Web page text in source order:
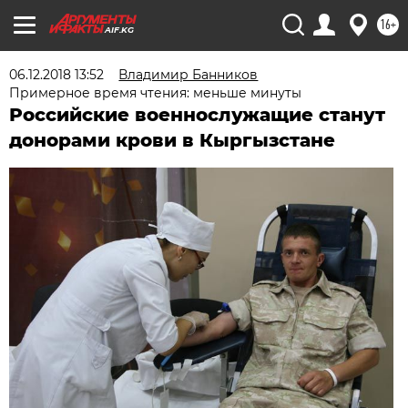
AIF.KG 16+
06.12.2018 13:52
Владимир Банников
Примерное время чтения: меньше минуты
Российские военнослужащие станут
донорами крови в Кыргызстане